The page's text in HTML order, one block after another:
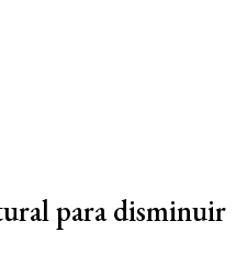
para disminuir